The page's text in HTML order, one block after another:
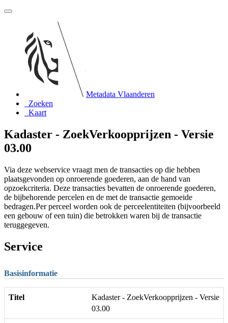
Metadata Vlaanderen
Zoeken
Kaart
Kadaster - ZoekVerkoopprijzen - Versie
03.00
Via deze webservice vraagt men de transacties op die hebben
plaatsgevonden op onroerende goederen, aan de hand van
opzoekcriteria. Deze transacties bevatten de onroerende goederen,
de bijbehorende percelen en de met de transactie gemoeide
bedragen.Per perceel worden ook de perceelentiteiten (bijvoorbeeld
een gebouw of een tuin) die betrokken waren bij de transactie
teruggegeven.
Service
Basisinformatie
Titel
Kadaster - ZoekVerkoopprijzen - Versie
03.00